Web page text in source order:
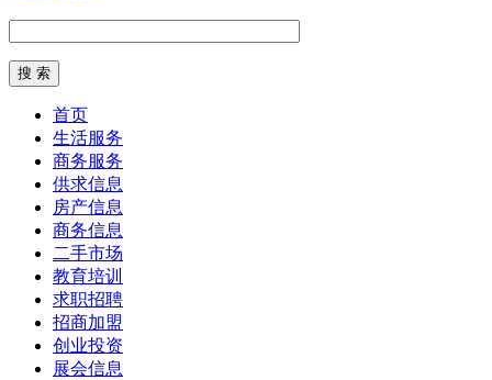
首页
生活服务
商务服务
供求信息
房产信息
商务信息
二手市场
教育培训
求职招聘
招商加盟
创业投资
展会信息